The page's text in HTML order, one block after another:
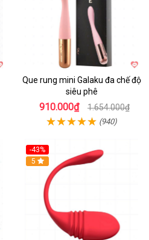
Que rung mini Galaku đa chế độ
siêu phê
910.000₫ 1.654.000₫
(940)
-43%
Hot
5